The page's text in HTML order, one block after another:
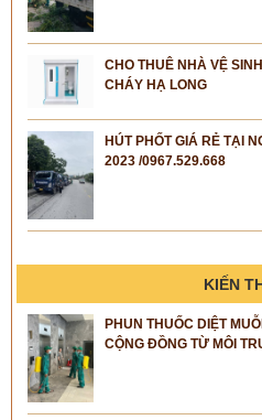
CHO THUÊ NHÀ VỆ
CHÁY HẠ LONG
HÚT PHỐT GIÁ RẺ TẠI
2023 /0967.529.668
KIẾN
PHUN THUỐC DIỆT
CỘNG ĐỒNG TỪ MÔI